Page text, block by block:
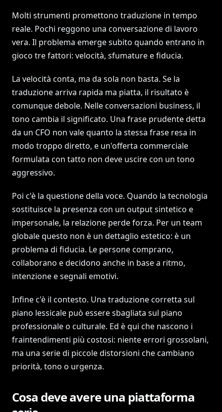
Molti strumenti promettono traduzione in tempo
reale. Pochi reggono una conversazione di lavoro
vera. Il problema emerge subito quando entrano in
gioco tre fattori: velocità, sfumature e fiducia.
La velocità conta, ma da sola non basta. Se la
traduzione arriva rapida ma piatta, il risultato è
comunque debole. Nelle conversazioni business, il
tono cambia il significato. Una frase prudente detta
da un CFO non vale quanto la stessa frase resa in
modo troppo diretto, e un'offerta commerciale
formulata con tatto non deve uscire con un tono
aggressivo.
Poi c'è la questione della voce. Quando la tecnologia
sostituisce la presenza con un output sintetico e
impersonale, la relazione perde forza. Per un team
globale questo non è un dettaglio estetico: è un
problema di fiducia. Le persone comprano,
collaborano e decidono anche in base a ritmo,
intenzione e segnali emotivi.
Infine c'è il contesto. Una traduzione corretta sul
piano lessicale può essere sbagliata sul piano
professionale o culturale. Ed è qui che nascono i
fraintendimenti più costosi: niente errori grossolani,
ma una serie di piccole distorsioni che cambiano
priorità, tono o urgenza.
Cosa deve avere una piattaforma